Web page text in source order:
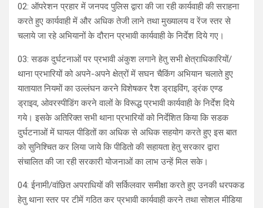
02: ऑपरेशन प्रहार में जनपद पुलिस द्वारा की जा रही कार्यवाही की सराहना
करते हुए कार्यवाही में और अधिक तेजी लाने तथा मुख्यालय व रेंज स्तर से
चलाये जा रहे अभियानों के दौरान प्रभावी कार्यवाही के निर्देश दिये गए।
03: सडक दुर्घटनाओं पर प्रभावी अंकुश लगाने हेतु सभी क्षेत्राधिकारियों/
थाना प्रभारियों को अपने-अपने क्षेत्रों में सघन चैकिंग अभियान चलाते हुए
यातायात नियमों का उल्लंघन करने विशेषकर रैश ड्राइविंग, ड्रंक एण्ड
ड्राइव, ओवरस्पीडिंग करने वालों के विरूद्ध प्रभावी कार्यवाही के निर्देश दिये
गये। इसके अतिरिक्त सभी थाना प्रभारियों को निर्देशित किया कि सडक
दुर्घटनाओं में घायल पीडितों का अधिक से अधिक सहयोग करते हुए इस बात
को सुनिश्चित कर लिया जाये कि पीडितो की सहायता हेतु सरकार द्वारा
संचालित की जा रही सरकारी योजनाओं का लाभ उन्हें मिल सके।
04: ईनामी/वांछित अपराधियों की सर्किलवार समीक्षा करते हुए उनकी धरपकड
हेतु थाना स्तर पर टीमें गठित कर प्रभावी कार्यवाही करने तथा सोशल मीडिया